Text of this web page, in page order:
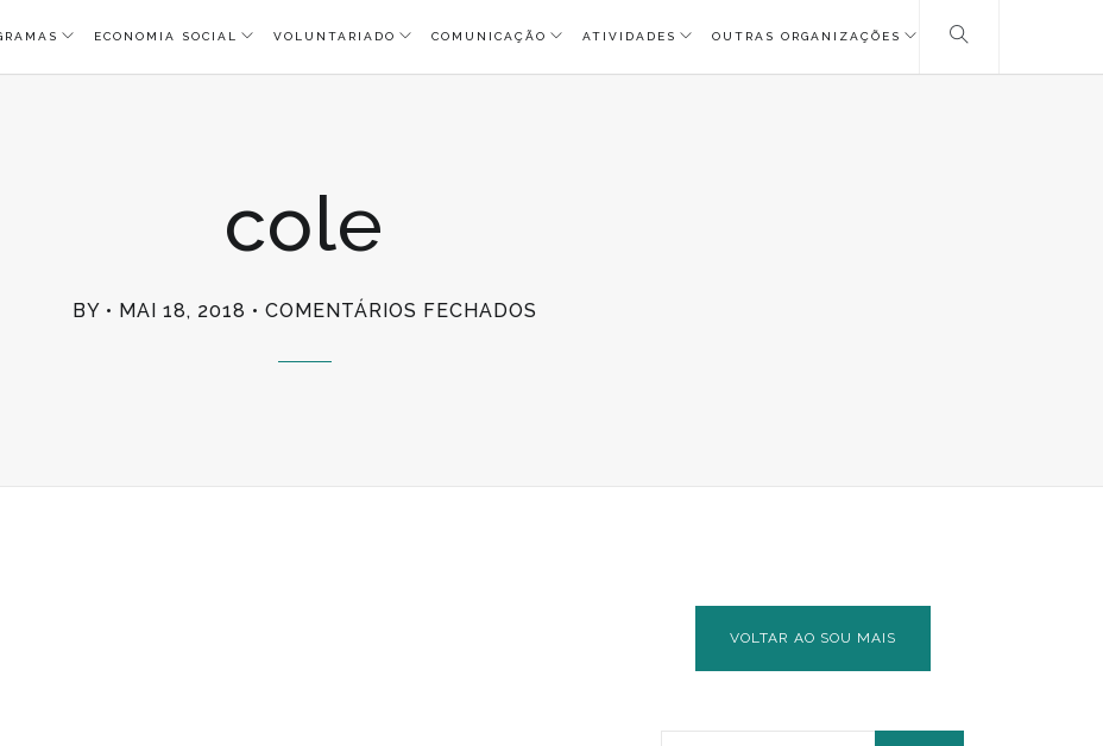
ECONOMIA SOCIAL VOLUNTARIADO COMUNICAÇÃO ATIVIDADES OUTRAS ORGANIZAÇÕES
cole
BY MAI 18, 2018 COMENTÁRIOS FECHADOS
VOLTAR AO SOU MAIS